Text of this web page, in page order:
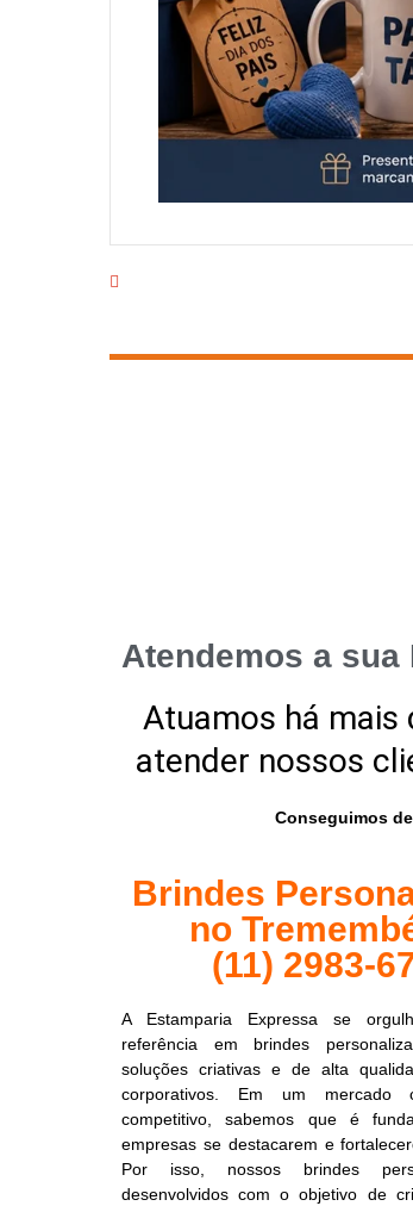
Atendemos a sua
Atuamos há mais
atender nossos
Conseguimos
Brindes
no
(11) 2983-
A Estamparia Expressa se
referência em brindes
soluções criativas e de alta
corporativos. Em um mercado
competitivo, sabemos que é
empresas se destacarem e
Por isso, nossos brindes
desenvolvidos com o objetivo de